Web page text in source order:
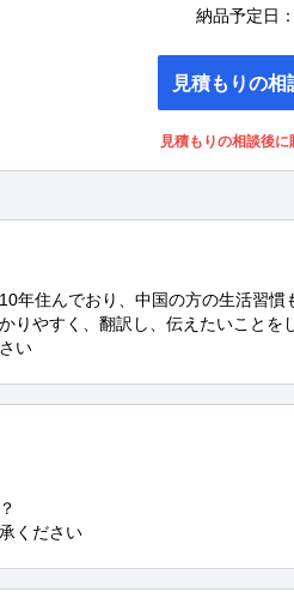
納品予定日
見積もりの相
見積もりの相談後
年住んでおり、中国の方の生活習慣
りやすく、翻訳し、伝えたいことを
い
ください